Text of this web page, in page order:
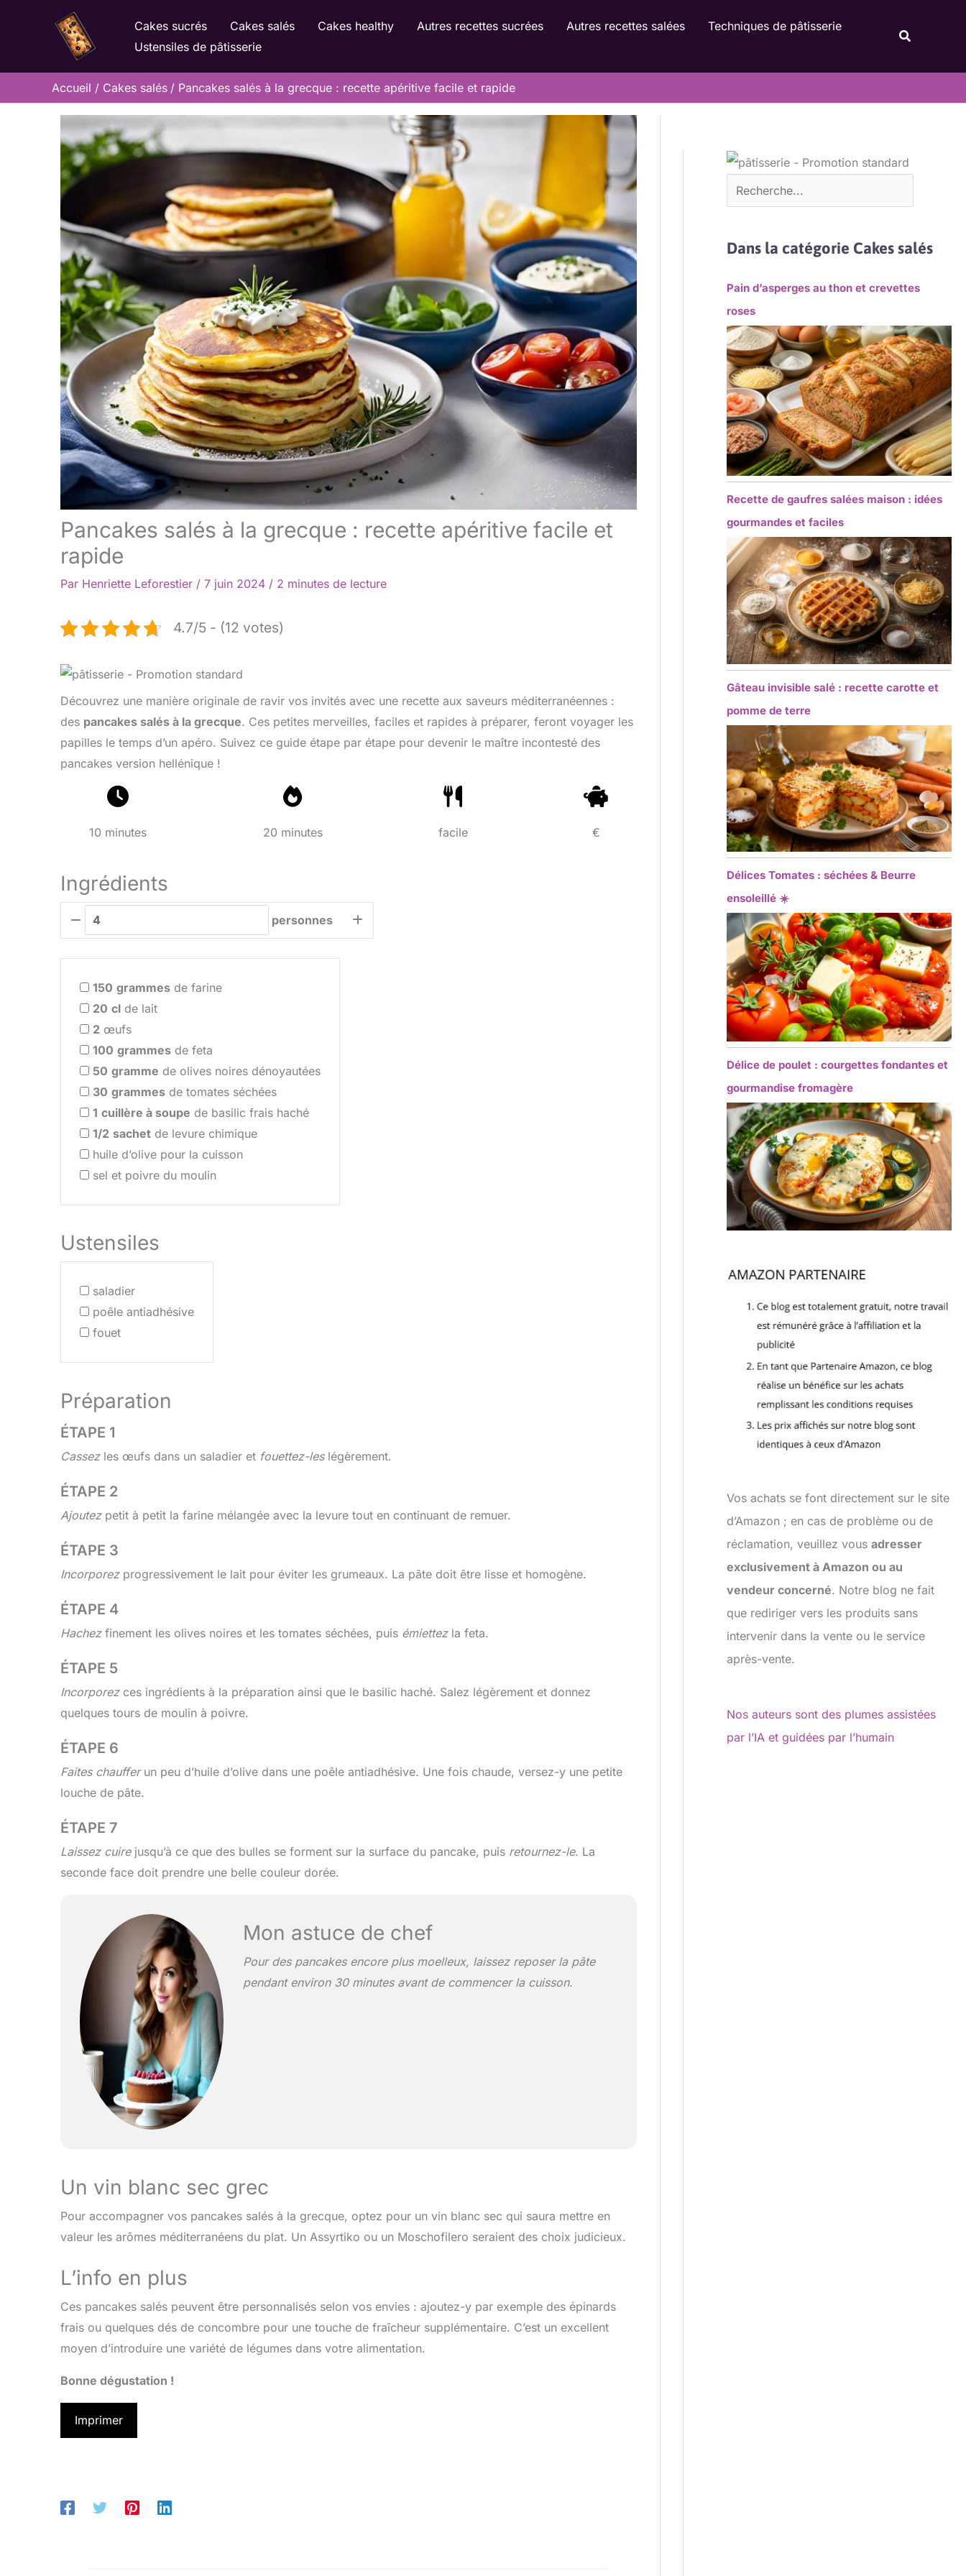
Cakes sucrés Cakes salés Cakes healthy Autres recettes sucrées Autres recettes salées
Techniques de pâtisserie
Ustensiles de pâtisserie
Accueil Cakes salés Pancakes salés à la grecque : recette apéritive facile et rapide
Pancakes salés à la grecque : recette apéritive facile et
rapide
Par Henriette Leforestier / 7 juin 2024 / 2 minutes de lecture
4.7/5 - (12 votes)
Découvrez une manière originale de ravir vos invités avec une recette aux saveurs méditerranéennes :
des pancakes salés à la grecque. Ces petites merveilles, faciles et rapides à préparer, feront voyager les
papilles le temps d’un apéro. Suivez ce guide étape par étape pour devenir le maître incontesté des
pancakes version hellénique !
10 minutes 20 minutes facile €
Ingrédients
personnes
150 grammes de farine
20 cl de lait
2 œufs
100 grammes de feta
50 gramme de olives noires dénoyautées
30 grammes de tomates séchées
1 cuillère à soupe de basilic frais haché
1/2 sachet de levure chimique
huile d’olive pour la cuisson
sel et poivre du moulin
Ustensiles
saladier
poêle antiadhésive
fouet
Préparation
ÉTAPE 1
Cassezles œufs dans un saladier et fouettez-leslégèrement.
ÉTAPE 2
Ajoutezpetit à petit la farine mélangée avec la levure tout en continuant de remuer.
ÉTAPE 3
Incorporezprogressivement le lait pour éviter les grumeaux. La pâte doit être lisse et homogène.
ÉTAPE 4
Hachezfinement les olives noires et les tomates séchées, puis émiettezla feta.
ÉTAPE 5
Incorporezces ingrédients à la préparation ainsi que le basilic haché. Salez légèrement et donnez
quelques tours de moulin à poivre.
ÉTAPE 6
Faites chaufferun peu d’huile d’olive dans une poêle antiadhésive. Une fois chaude, versez-y une petite
louche de pâte.
ÉTAPE 7
Laissez cuirejusqu’à ce que des bulles se forment sur la surface du pancake, puis retournez-le. La
seconde face doit prendre une belle couleur dorée.
Mon astuce de chef
Pour des pancakes encore plus moelleux, laissez reposer la pâte
pendant environ 30 minutes avant de commencer la cuisson.
Un vin blanc sec grec
Pour accompagner vos pancakes salés à la grecque, optez pour un vin blanc sec qui saura mettre en
valeur les arômes méditerranéens du plat. Un Assyrtiko ou un Moschofilero seraient des choix judicieux.
L’info en plus
Ces pancakes salés peuvent être personnalisés selon vos envies : ajoutez-y par exemple des épinards
frais ou quelques dés de concombre pour une touche de fraîcheur supplémentaire. C’est un excellent
moyen d’introduire une variété de légumes dans votre alimentation.
Bonne dégustation !
Imprimer
Dans la catégorie Cakes salés
Pain d’asperges au thon et crevettes
roses
Recette de gaufres salées maison : idées
gourmandes et faciles
Gâteau invisible salé : recette carotte et
pomme de terre
Délices Tomates : séchées & Beurre
ensoleillé ☀️
Délice de poulet : courgettes fondantes et
gourmandise fromagère
Vos achats se font directement sur le site
d’Amazon ; en cas de problème ou de
réclamation, veuillez vousadresser
exclusivement à Amazon ou au
vendeur concerné. Notre blog ne fait
que rediriger vers les produits sans
intervenir dans la vente ou le service
après-vente.
Nos auteurs sont des plumes assistées
par l’IA et guidées par l’humain